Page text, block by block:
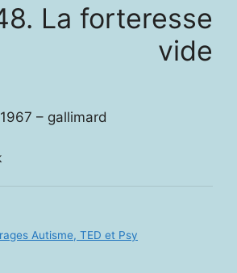
La forteresse
vide
– gallimard
Autisme, TED et Psy